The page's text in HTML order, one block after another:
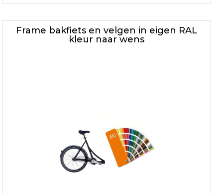
Frame bakfiets en velgen in eigen RAL
kleur naar wens